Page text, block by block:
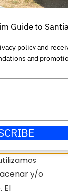
y/o
El
EnviarGuide to
policy and
and